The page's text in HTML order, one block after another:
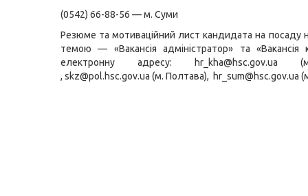
(0542) 66-88-56 — м. Суми
Резюме та мотиваційний лист кандидата на посаду
темою — «Вакансія адміністратор» та «Вакансія
електронну адресу:
hr_kha@hsc.gov.ua (м.
, skz@pol.hsc.gov.ua (м. Полтава), hr_sum@hsc.gov.ua